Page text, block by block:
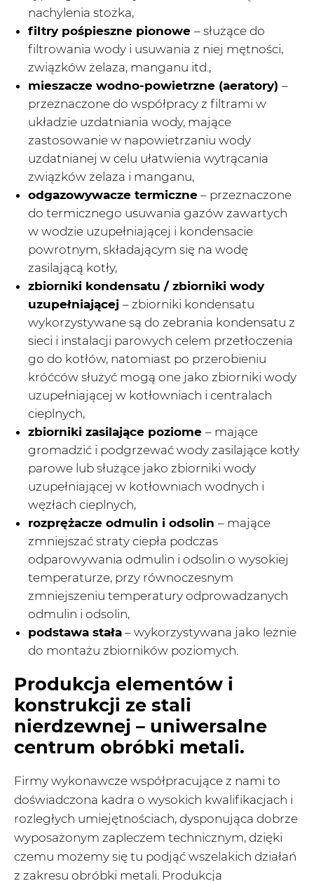
nachylenia stożka,
filtry pośpieszne pionowe – służące do
filtrowania wody i usuwania z niej mętności,
związków żelaza, manganu itd.,
mieszacze wodno-powietrzne (aeratory) –
przeznaczone do współpracy z filtrami w
układzie uzdatniania wody, mające
zastosowanie w napowietrzaniu wody
uzdatnianej w celu ułatwienia wytrącania
związków żelaza i manganu,
odgazowywacze termiczne – przeznaczone
do termicznego usuwania gazów zawartych
w wodzie uzupełniającej i kondensacie
powrotnym, składającym się na wodę
zasilającą kotły,
zbiorniki kondensatu / zbiorniki wody
uzupełniającej – zbiorniki kondensatu
wykorzystywane są do zebrania kondensatu z
sieci i instalacji parowych celem przetłoczenia
go do kotłów, natomiast po przerobieniu
króćców służyć mogą one jako zbiorniki wody
uzupełniającej w kotłowniach i centralach
cieplnych,
zbiorniki zasilające poziome – mające
gromadzić i podgrzewać wody zasilające kotły
parowe lub służące jako zbiorniki wody
uzupełniającej w kotłowniach wodnych i
węzłach cieplnych,
rozprężacze odmulin i odsolin – mające
zmniejszać straty ciepła podczas
odparowywania odmulin i odsolin o wysokiej
temperaturze, przy równoczesnym
zmniejszeniu temperatury odprowadzanych
odmulin i odsolin,
podstawa stała – wykorzystywana jako leżnie
do montażu zbiorników poziomych.
Produkcja elementów i
konstrukcji ze stali
nierdzewnej – uniwersalne
centrum obróbki metali.
Firmy wykonawcze współpracujące z nami to
doświadczona kadra o wysokich kwalifikacjach i
rozległych umiejętnościach, dysponująca dobrze
wyposażonym zapleczem technicznym, dzięki
czemu możemy się tu podjąć wszelakich działań
z zakresu obróbki metali. Produkcja